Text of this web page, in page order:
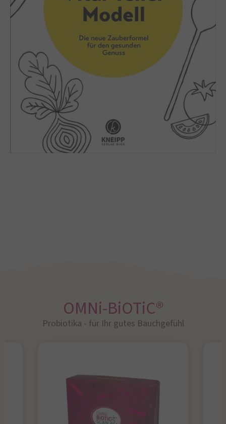
OMNi-BiOTiC®
Probiotika - für Ihr gutes Bauchgefühl​